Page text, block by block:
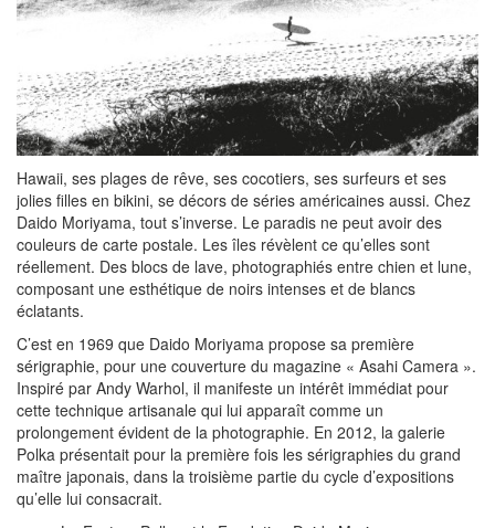
Hawaii, ses plages de rêve, ses cocotiers, ses surfeurs et ses
jolies filles en bikini, se décors de séries américaines aussi. Chez
Daido Moriyama, tout s’inverse. Le paradis ne peut avoir des
couleurs de carte postale. Les îles révèlent ce qu’elles sont
réellement. Des blocs de lave, photographiés entre chien et lune,
composant une esthétique de noirs intenses et de blancs
éclatants.
C’est en 1969 que Daido Moriyama propose sa première
sérigraphie, pour une couverture du magazine « Asahi Camera ».
Inspiré par Andy Warhol, il manifeste un intérêt immédiat pour
cette technique artisanale qui lui apparaît comme un
prolongement évident de la photographie. En 2012, la galerie
Polka présentait pour la première fois les sérigraphies du grand
maître japonais, dans la troisième partie du cycle d’expositions
qu’elle lui consacrait.